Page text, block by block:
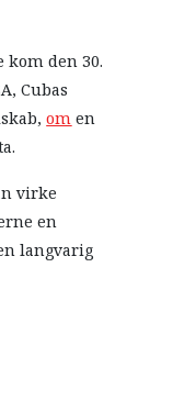
den 30.
Cubas
omen
virke
en
langvarig